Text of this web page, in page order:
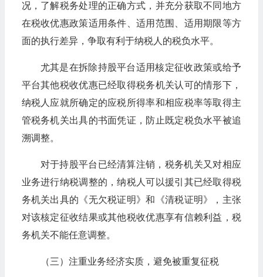
况，了解税务处理的正确方式，并充分获取不同地方
在税收优惠政策适用条件、适用范围、适用期限等方
面的执行差异，争取有利于纳税人的税负水平。
尤其是在拆除持股平台适用核定征收政策或给予
平台其他税收优惠已经取得税务机关认可的情形下，
纳税人应就所确定的应税所得率和相应税率等取得主
管税务机关出具的书面凭证，防止既定税负水平被追
溯调整。
对于持股平台已经清算注销，税务机关又对相应
业务进行纳税调整的，纳税人可以援引其已经取得税
务机关出具的《无欠税证明》和《清税证明》，主张
对该核定征收结果或其他税收优惠享有信赖利益，税
务机关不能任意调整。
（三）注重业务经济实质，避免被重复征税